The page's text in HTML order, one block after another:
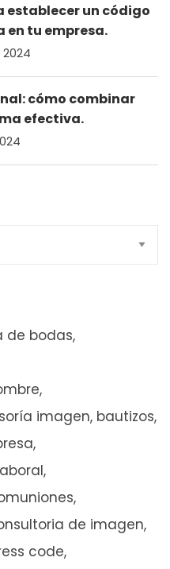
establecer un código
en tu empresa.
cómo combinar
efectiva.
de bodas
imagen bautizos
de imagen
code